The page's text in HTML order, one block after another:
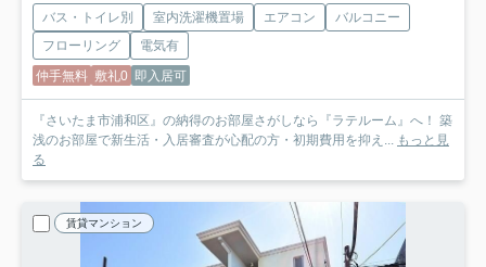
バス・トイレ別 室内洗濯機置場 エアコン
バルコニー
フローリング
電気有
仲手無料 敷礼0 即入居可
『さいたま市浦和区』の納得のお部屋さがしなら『ラテルーム』へ！ 築
浅のお部屋で新生活・入居審査が心配の方・初期費用を抑え... もっと見
る
賃貸マンション